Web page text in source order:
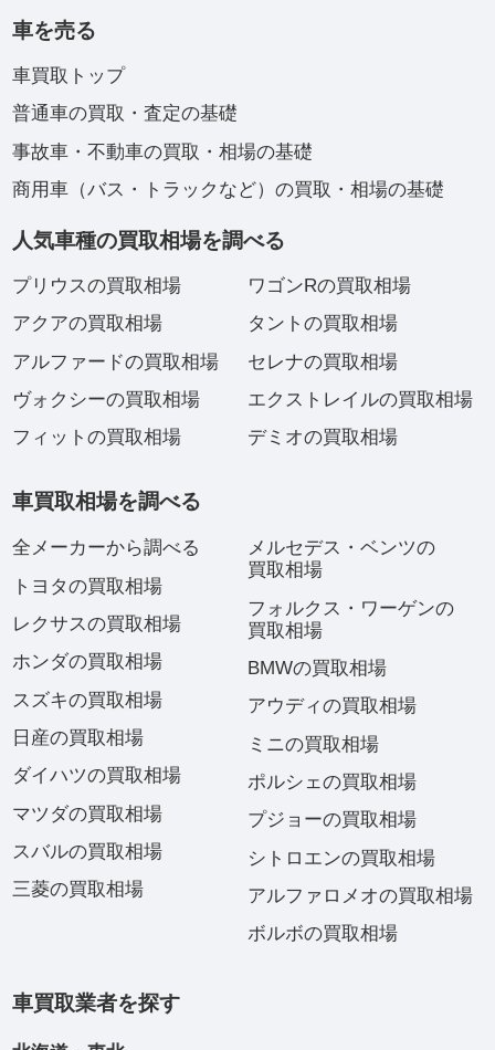
車を売る
車買取トップ
普通車の買取・査定の基礎
事故車・不動車の買取・相場の基礎
商用車（バス・トラックなど）の買取・相場の基礎
人気車種の買取相場を調べる
プリウスの買取相場
アクアの買取相場
アルファードの買取相場
ヴォクシーの買取相場
フィットの買取相場
ワゴンRの買取相場
タントの買取相場
セレナの買取相場
エクストレイルの買取相場
デミオの買取相場
車買取相場を調べる
全メーカーから調べる
トヨタの買取相場
レクサスの買取相場
ホンダの買取相場
スズキの買取相場
日産の買取相場
ダイハツの買取相場
マツダの買取相場
スバルの買取相場
三菱の買取相場
メルセデス・ベンツの
買取相場
フォルクス・ワーゲンの
買取相場
BMWの買取相場
アウディの買取相場
ミニの買取相場
ポルシェの買取相場
プジョーの買取相場
シトロエンの買取相場
アルファロメオの買取相場
ボルボの買取相場
車買取業者を探す